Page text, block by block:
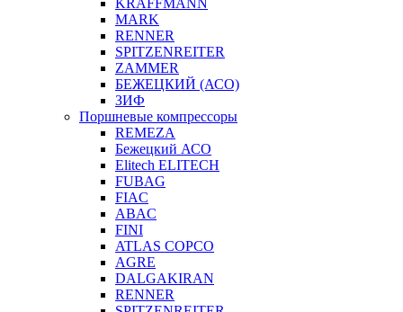
KRAFFMANN
MARK
RENNER
SPITZENREITER
ZAMMER
БЕЖЕЦКИЙ (АСО)
ЗИФ
Поршневые компрессоры
REMEZA
Бежецкий АСО
Elitech ELITECH
FUBAG
FIAC
ABAC
FINI
ATLAS COPCO
AGRE
DALGAKIRAN
RENNER